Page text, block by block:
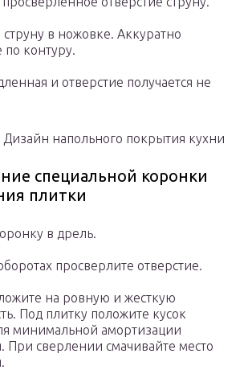
струну в ножовке. Аккуратно
по контуру.
и отверстие получается не
Дизайн напольного покрытия кухни
специальной коронки
плитки
в дрель.
просверлите отверстие.
на ровную и жесткую
Под плитку положите кусок
минимальной амортизации
При сверлении смачивайте место